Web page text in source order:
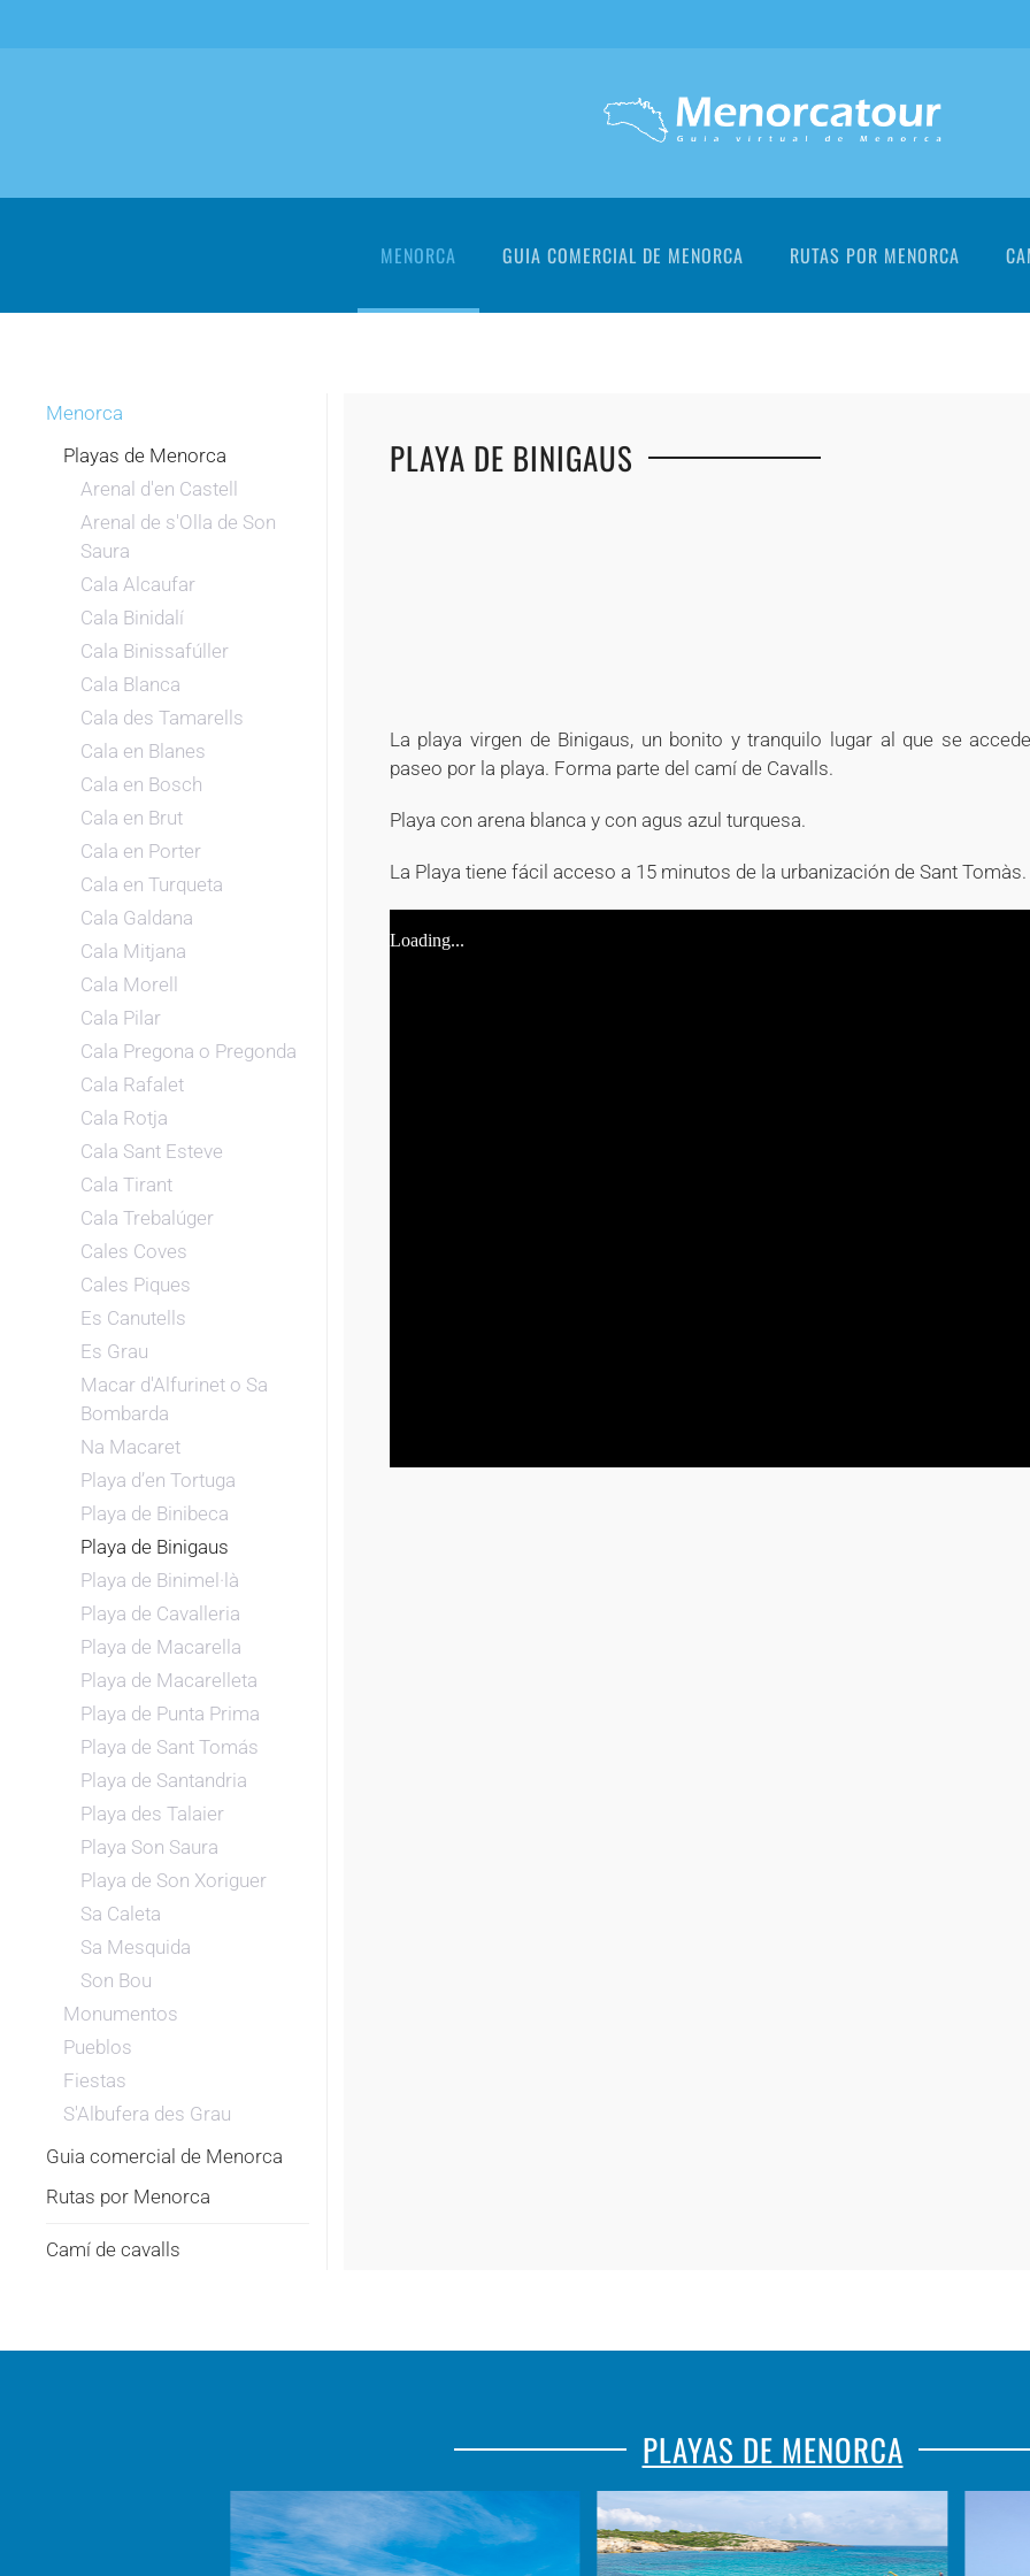
MENORCA GUIA COMERCIAL DE MENORCA RUTAS POR MENORCA
Menorca
Playas de Menorca
Arenal d'en Castell
Arenal de s'Olla de Son
Saura
Cala Alcaufar
Cala Binidalí
Cala Binissafúller
Cala Blanca
Cala des Tamarells
Cala en Blanes
Cala en Bosch
Cala en Brut
Cala en Porter
Cala en Turqueta
Cala Galdana
Cala Mitjana
Cala Morell
Cala Pilar
Cala Pregona o Pregonda
Cala Rafalet
Cala Rotja
Cala Sant Esteve
Cala Tirant
Cala Trebalúger
Cales Coves
Cales Piques
Es Canutells
Es Grau
Macar d'Alfurinet o Sa
Bombarda
Na Macaret
Playa d’en Tortuga
Playa de Binibeca
Playa de Binigaus
Playa de Binimel·là
Playa de Cavalleria
Playa de Macarella
Playa de Macarelleta
Playa de Punta Prima
Playa de Sant Tomás
Playa de Santandria
Playa des Talaier
Playa Son Saura
Playa de Son Xoriguer
Sa Caleta
Sa Mesquida
Son Bou
Monumentos
Pueblos
Fiestas
S'Albufera des Grau
Guia comercial de Menorca
Rutas por Menorca
Camí de cavalls
PLAYA DE BINIGAUS
La playa virgen de Binigaus, un bonito y tranquilo lugar al que se
paseo por la playa. Forma parte del camí de Cavalls.
Playa con arena blanca y con agus azul turquesa.
La Playa tiene fácil acceso a 15 minutos de la urbanización de Sant Tomàs.
PLAYAS DE MENORCA